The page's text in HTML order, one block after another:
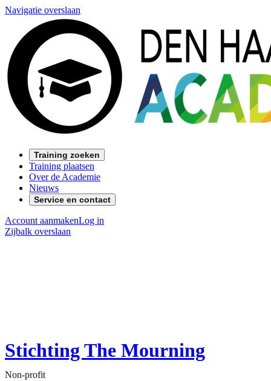
Navigatie overslaan
Training zoeken
Training plaatsen
Over de Academie
Nieuws
Service en contact
Account aanmakenLog in
Zijbalk overslaan
Stichting The Mourning
Non-profit